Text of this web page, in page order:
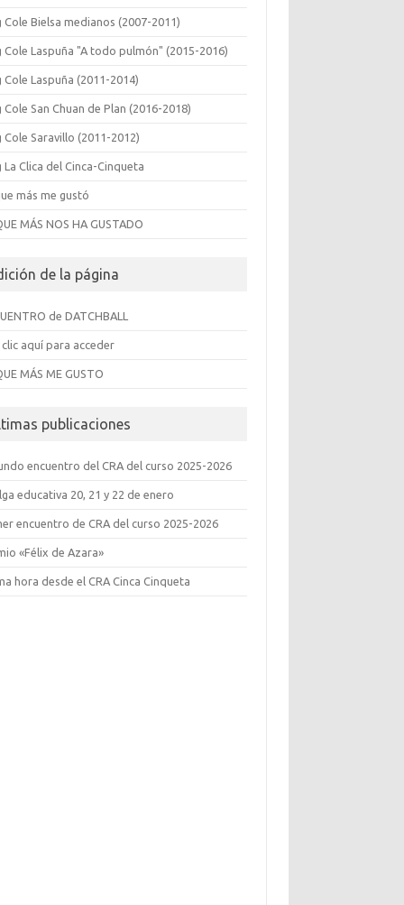
Cole Bielsa medianos (2007-2011)
Cole Laspuña "A todo pulmón" (2015-2016)
Cole Laspuña (2011-2014)
Cole San Chuan de Plan (2016-2018)
Cole Saravillo (2011-2012)
La Clica del Cinca-Cinqueta
más me gustó
MÁS NOS HA GUSTADO
de la página
de DATCHBALL
clic aquí para acceder
MÁS ME GUSTO
publicaciones
encuentro del CRA del curso 2025-2026
educativa 20, 21 y 22 de enero
encuentro de CRA del curso 2025-2026
«Félix de Azara»
hora desde el CRA Cinca Cinqueta